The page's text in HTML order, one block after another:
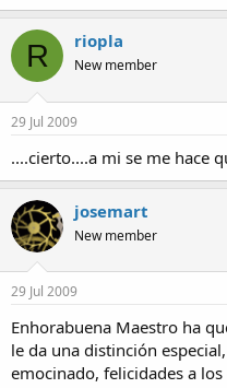
R riopla
New member
29 Jul 2009
....cierto....a mi se me hace
josemart
New member
29 Jul 2009
Enhorabuena Maestro ha
le da una distinción
emocinado, felicidades a los